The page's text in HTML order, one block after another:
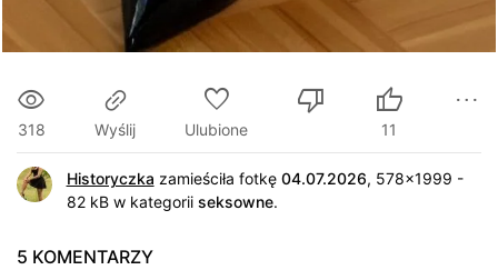
318 Wyślij Ulubione 11
Historyczka zamieściła fotkę 04.07.2026, 578x1999 -
82 kB w kategorii seksowne.
5 KOMENTARZY